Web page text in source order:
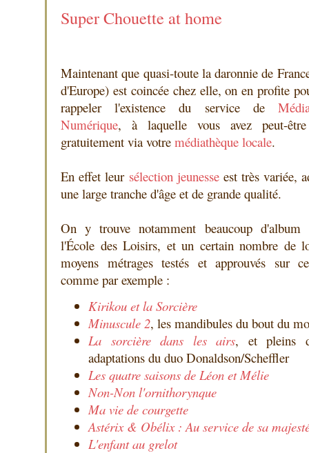
Super Chouette at home
Maintenant que quasi-toute la daronnie de
d'Europe) est coincée chez elle, on en profite
rappeler l'existence du service de
Numérique, à laquelle vous avez peut-être
gratuitement via votre médiathèque locale.
En effet leur sélection jeunesse est très variée,
une large tranche d'âge et de grande qualité.
On y trouve notamment beaucoup
l'École des Loisirs, et un certain nombre de
moyens métrages testés et approuvés sur
comme par exemple :
Kirikou et la Sorcière
Minuscule 2, les mandibules du bout du
La sorcière dans les airs, et pleins
adaptations du duo Donaldson/Scheffler
Les quatre saisons de Léon et Mélie
Non-Non l'ornithorynque
Ma vie de courgette
Astérix & Obélix : Au service de sa
L'enfant au grelot